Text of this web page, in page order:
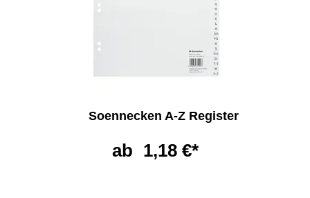
Soennecken A-Z Register
ab 1,18 €*